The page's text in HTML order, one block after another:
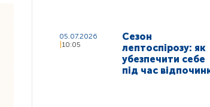
05.07.2026
10:05
Сезон
лептоспірозу: як
убезпечити себе
під час